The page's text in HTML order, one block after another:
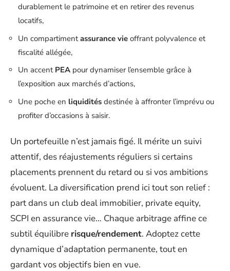
durablement le patrimoine et en retirer des revenus
locatifs,
Un compartimentassurance vie offrant polyvalence et
fiscalité allégée,
Un accent PEA pour dynamiser l’ensemble grâce à
l’exposition aux marchés d’actions,
Une poche en liquidités destinée à affronter l’imprévu ou
profiter d’occasions à saisir.
Un portefeuille n’est jamais figé. Il mérite un suivi
attentif, des réajustements réguliers si certains
placements prennent du retard ou si vos ambitions
évoluent. La diversification prend ici tout son relief :
part dans un club deal immobilier, private equity,
SCPI en assurance vie… Chaque arbitrage affine ce
subtil équilibre risque/rendement. Adoptez cette
dynamique d’adaptation permanente, tout en
gardant vos objectifs bien en vue.